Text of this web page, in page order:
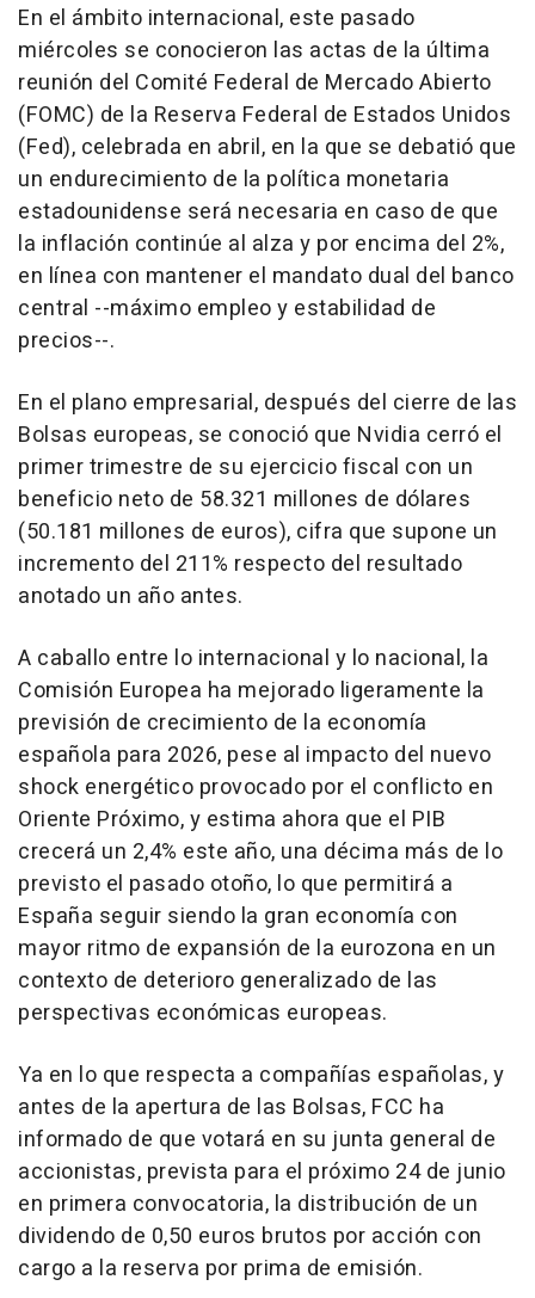
En el ámbito internacional, este pasado
miércoles se conocieron las actas de la última
reunión del Comité Federal de Mercado Abierto
(FOMC) de la Reserva Federal de Estados Unidos
(Fed), celebrada en abril, en la que se debatió que
un endurecimiento de la política monetaria
estadounidense será necesaria en caso de que
la inflación continúe al alza y por encima del 2%,
en línea con mantener el mandato dual del banco
central --máximo empleo y estabilidad de
precios--.
En el plano empresarial, después del cierre de las
Bolsas europeas, se conoció que Nvidia cerró el
primer trimestre de su ejercicio fiscal con un
beneficio neto de 58.321 millones de dólares
(50.181 millones de euros), cifra que supone un
incremento del 211% respecto del resultado
anotado un año antes.
A caballo entre lo internacional y lo nacional, la
Comisión Europea ha mejorado ligeramente la
previsión de crecimiento de la economía
española para 2026, pese al impacto del nuevo
shock energético provocado por el conflicto en
Oriente Próximo, y estima ahora que el PIB
crecerá un 2,4% este año, una décima más de lo
previsto el pasado otoño, lo que permitirá a
España seguir siendo la gran economía con
mayor ritmo de expansión de la eurozona en un
contexto de deterioro generalizado de las
perspectivas económicas europeas.
Ya en lo que respecta a compañías españolas, y
antes de la apertura de las Bolsas, FCC ha
informado de que votará en su junta general de
accionistas, prevista para el próximo 24 de junio
en primera convocatoria, la distribución de un
dividendo de 0,50 euros brutos por acción con
cargo a la reserva por prima de emisión.